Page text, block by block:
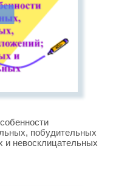
побудительных
и невосклицательных